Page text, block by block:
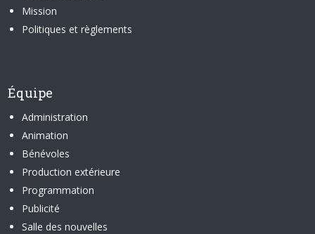
Mission
Politiques et règlements
Équipe
Administration
Animation
Bénévoles
Production extérieure
Programmation
Publicité
Salle des nouvelles